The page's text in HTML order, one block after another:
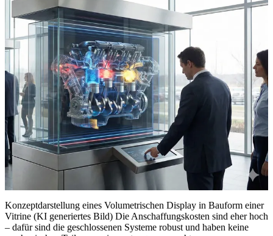
Konzeptdarstellung eines Volumetrischen Display in Bauform einer
Vitrine (KI generiertes Bild) Die Anschaffungskosten sind eher hoch
– dafür sind die geschlossenen Systeme robust und haben keine